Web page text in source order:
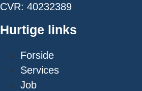
CVR: 40232389
Hurtige links
Forside
Services
Job